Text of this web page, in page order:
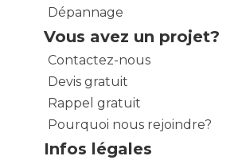
Dépannage
Vous avez un projet?
Contactez-nous
Devis gratuit
Rappel gratuit
Pourquoi nous rejoindre?
Infos légales